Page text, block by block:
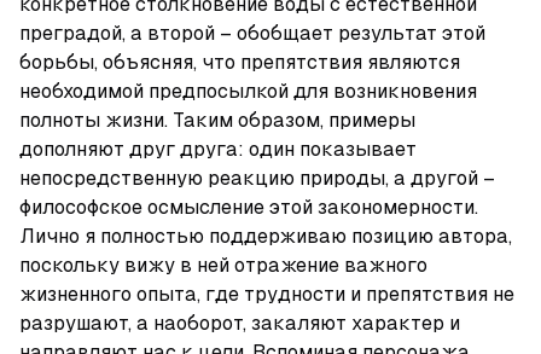
преградой, а второй – обобщает результат этой
борьбы, объясняя, что препятствия являются
необходимой предпосылкой для возникновения
полноты жизни. Таким образом, примеры
дополняют друг друга: один показывает
непосредственную реакцию природы, а другой –
философское осмысление этой закономерности.
Лично я полностью поддерживаю позицию автора,
поскольку вижу в ней отражение важного
жизненного опыта, где трудности и препятствия не
разрушают, а наоборот, закаляют характер и